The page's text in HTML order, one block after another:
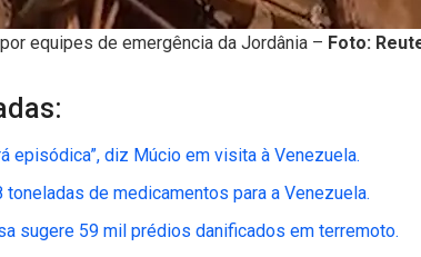
equipes de emergência da Jordânia – Foto:
episódica”, diz Múcio em visita à Venezuela.
toneladas de medicamentos para a Venezuela.
sugere 59 mil prédios danificados em terremoto.